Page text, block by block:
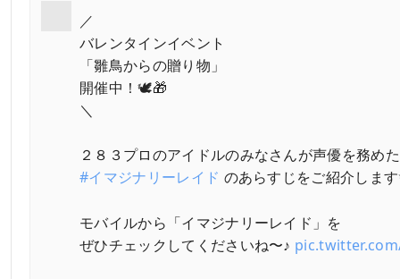
／
バレンタインイベント
「雛鳥からの贈り物」
開催中！🕊️🎁
＼
２８３プロのアイドルのみなさんが声優を務め
#イマジナリーレイド のあらすじをご紹介します
モバイルから「イマジナリーレイド」を
ぜひチェックしてくださいね〜♪